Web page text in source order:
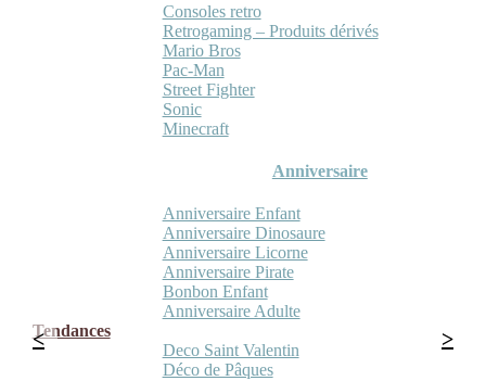
Consoles retro
Retrogaming – Produits dérivés
Mario Bros
Pac-Man
Street Fighter
Sonic
Minecraft
Anniversaire
Anniversaire Enfant
Anniversaire Dinosaure
Anniversaire Licorne
Anniversaire Pirate
Bonbon Enfant
Anniversaire Adulte
Tendances
Deco Saint Valentin
Déco de Pâques